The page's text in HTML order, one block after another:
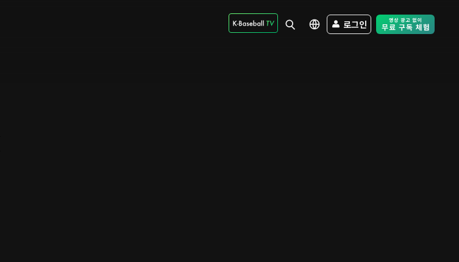
로그인 Free Trial -